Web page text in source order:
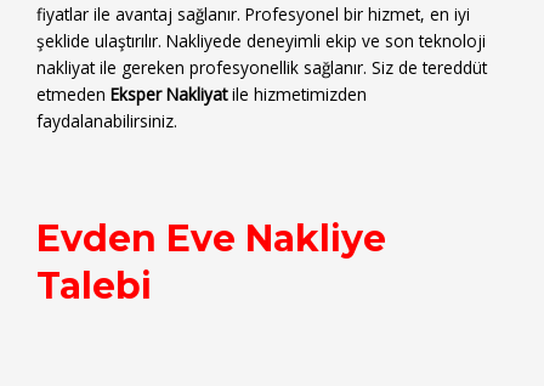
fiyatlar ile avantaj sağlanır. Profesyonel bir hizmet, en iyi
şeklide ulaştırılır. Nakliyede deneyimli ekip ve son teknoloji
nakliyat ile gereken profesyonellik sağlanır. Siz de tereddüt
etmeden Eksper Nakliyatile hizmetimizden
faydalanabilirsiniz.
Evden Eve Nakliye
Talebi